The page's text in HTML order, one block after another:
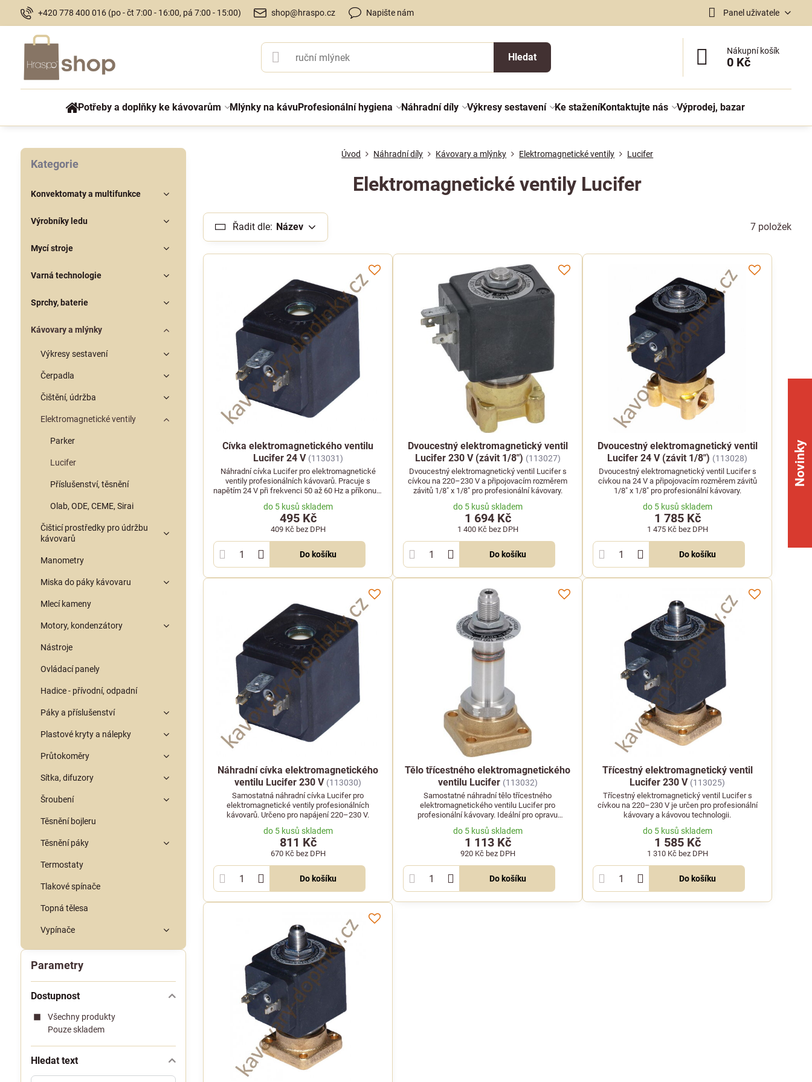
+420 778 400 016 (po - čt 7:00 - 16:00, pá 7:00 - 15:00) shop@hraspo.cz Napište nám Panel uživatele
Hledat
Nákupní košík
0 Kč
Potřeby a doplňky ke kávovarům Mlýnky na kávuProfesionální hygiena Náhradní díly Výkresy sestavení Ke staženíKontaktujte nás Výprodej, bazar
Úvod Náhradní díly Kávovary a mlýnky Elektromagnetické ventily Lucifer
Elektromagnetické ventily Lucifer
Řadit dle: Název 7 položek
Cívka elektromagnetického ventilu
Lucifer 24 V (113031)
Náhradní cívka Lucifer pro elektromagnetické
ventily profesionálních kávovarů. Pracuje s
napětím 24 V při frekvenci 50 až 60 Hz a příkonu 9
W.
do 5 kusů skladem
495 Kč
409 Kč bez DPH
Do košíku
Dvoucestný elektromagnetický ventil
Lucifer 230 V (závit 1/8") (113027)
Dvoucestný elektromagnetický ventil Lucifer s
cívkou na 220–230 V a připojovacím rozměrem
závitů 1/8" x 1/8" pro profesionální kávovary.
do 5 kusů skladem
1 694 Kč
1 400 Kč bez DPH
Do košíku
Dvoucestný elektromagnetický ventil
Lucifer 24 V (závit 1/8") (113028)
Dvoucestný elektromagnetický ventil Lucifer s
cívkou na 24 V a připojovacím rozměrem závitů
1/8" x 1/8" pro profesionální kávovary.
do 5 kusů skladem
1 785 Kč
1 475 Kč bez DPH
Do košíku
Náhradní cívka elektromagnetického
ventilu Lucifer 230 V (113030)
Samostatná náhradní cívka Lucifer pro
elektromagnetické ventily profesionálních
kávovarů. Určeno pro napájení 220–230 V.
do 5 kusů skladem
811 Kč
670 Kč bez DPH
Do košíku
Tělo třícestného elektromagnetického
ventilu Lucifer (113032)
Samostatné náhradní tělo třícestného
elektromagnetického ventilu Lucifer pro
profesionální kávovary. Ideální pro opravu
mechanické části ventilu.
do 5 kusů skladem
1 113 Kč
920 Kč bez DPH
Do košíku
Třícestný elektromagnetický ventil
Lucifer 230 V (113025)
Třícestný elektromagnetický ventil Lucifer s
cívkou na 220–230 V je určen pro profesionální
kávovary a kávovou technologii.
do 5 kusů skladem
1 585 Kč
1 310 Kč bez DPH
Do košíku
Parametry
Dostupnost
Všechny produkty
Pouze skladem
Hledat text
Kategorie
Konvektomaty a multifunkce
Výrobníky ledu
Mycí stroje
Varná technologie
Sprchy, baterie
Kávovary a mlýnky
Výkresy sestavení
Čerpadla
Čištění, údržba
Elektromagnetické ventily
Parker
Lucifer
Příslušenství, těsnění
Olab, ODE, CEME, Sirai
Čišticí prostředky pro údržbu
kávovarů
Manometry
Miska do páky kávovaru
Mlecí kameny
Motory, kondenzátory
Nástroje
Ovládací panely
Hadice - přívodní, odpadní
Páky a příslušenství
Plastové kryty a nálepky
Průtokoměry
Sítka, difuzory
Šroubení
Těsnění bojleru
Těsnění páky
Termostaty
Tlakové spínače
Topná tělesa
Vypínače
Novinky